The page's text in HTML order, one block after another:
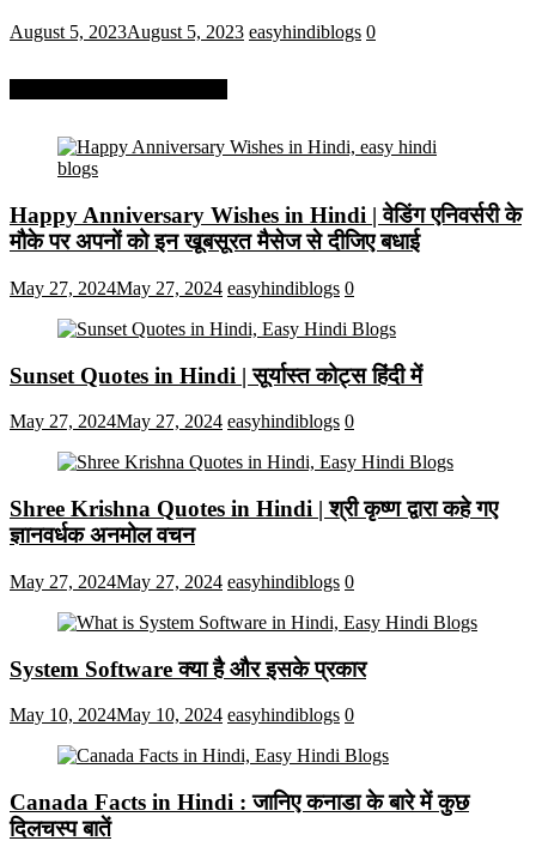
August 5, 2023August 5, 2023 easyhindiblogs 0
Happy Anniversary Wishes in Hindi | वेडिंग एनिवर्सरी के
मौके पर अपनों को इन खूबसूरत मैसेज से दीजिए बधाई
May 27, 2024May 27, 2024 easyhindiblogs 0
Sunset Quotes in Hindi | सूर्यास्त कोट्स हिंदी में
May 27, 2024May 27, 2024 easyhindiblogs 0
Shree Krishna Quotes in Hindi | श्री कृष्ण द्वारा कहे गए
ज्ञानवर्धक अनमोल वचन
May 27, 2024May 27, 2024 easyhindiblogs 0
System Software क्या है और इसके प्रकार
May 10, 2024May 10, 2024 easyhindiblogs 0
Canada Facts in Hindi : जानिए कनाडा के बारे में कुछ
दिलचस्प बातें